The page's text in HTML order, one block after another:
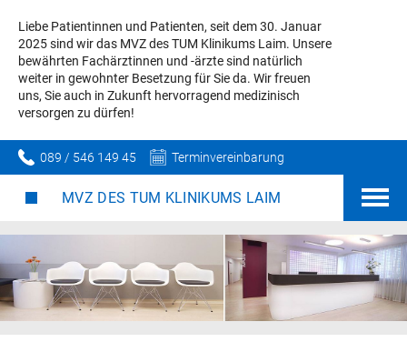
Liebe Patientinnen und Patienten, seit dem 30. Januar
2025 sind wir das MVZ des TUM Klinikums Laim. Unsere
bewährten Fachärztinnen und -ärzte sind natürlich
weiter in gewohnter Besetzung für Sie da. Wir freuen
uns, Sie auch in Zukunft hervorragend medizinisch
versorgen zu dürfen!
089 / 546 149 45 Terminvereinbarung
MVZ DES TUM KLINIKUMS LAIM